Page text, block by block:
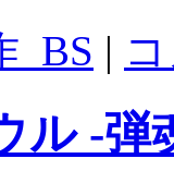
_BS |
ル -